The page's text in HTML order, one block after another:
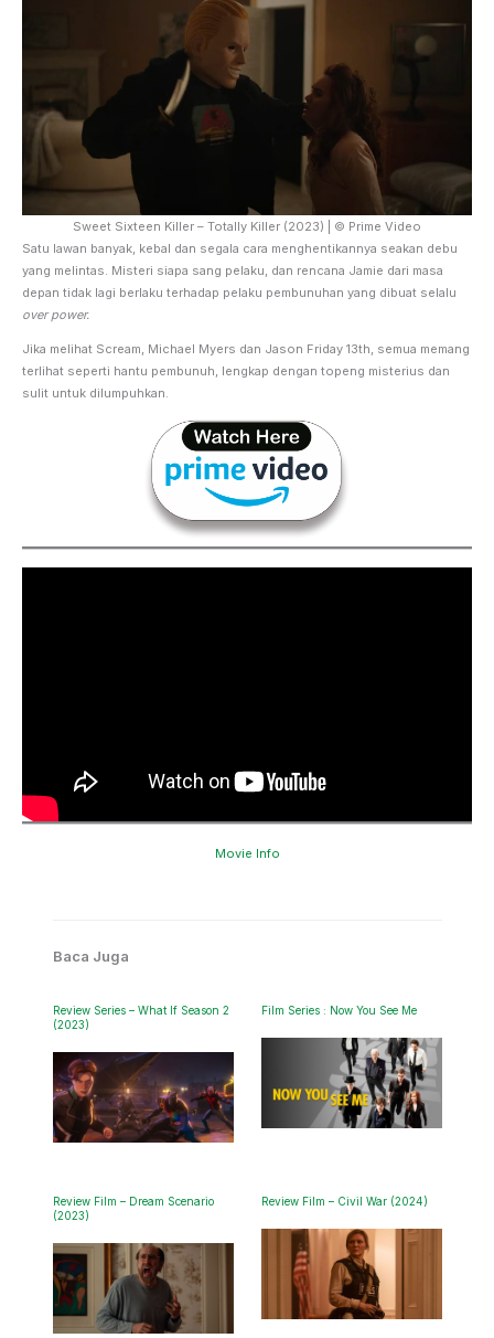
Sweet Sixteen Killer – Totally Killer (2023) | © Prime Video
Satu lawan banyak, kebal dan segala cara menghentikannya seakan debu
yang melintas. Misteri siapa sang pelaku, dan rencana Jamie dari masa
depan tidak lagi berlaku terhadap pelaku pembunuhan yang dibuat selalu
over power.
Jika melihat Scream, Michael Myers dan Jason Friday 13th, semua memang
terlihat seperti hantu pembunuh, lengkap dengan topeng misterius dan
sulit untuk dilumpuhkan.
Movie Info
Baca Juga
Review Series – What If Season 2
(2023)
Film Series : Now You See Me
Review Film – Dream Scenario
(2023)
Review Film – Civil War (2024)